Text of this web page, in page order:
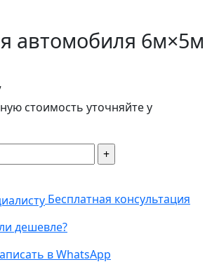
автомобиля 6м×5м
стоимость уточняйте у
Бесплатная консультация
дешевле?
в WhatsApp